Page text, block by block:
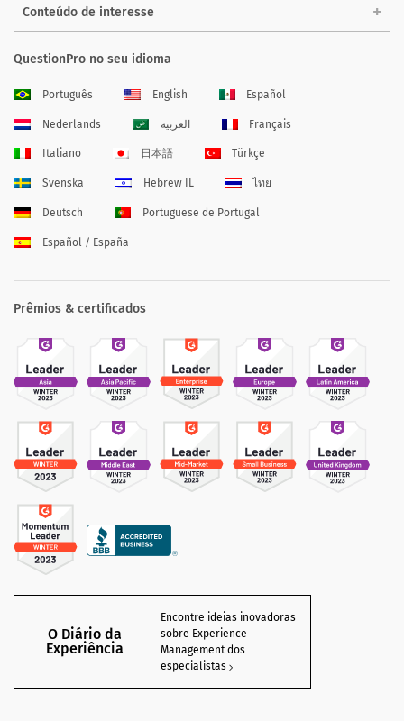
Conteúdo de interesse
QuestionPro no seu idioma
Português English Español
Nederlands العربية Français
Italiano 日本語 Türkçe
Svenska Hebrew IL ไทย
Deutsch Portuguese de Portugal
Español / España
Prêmios & certificados
O Diário da
Experiência
Encontre ideias inovadoras
sobre Experience
Management dos
especialistas